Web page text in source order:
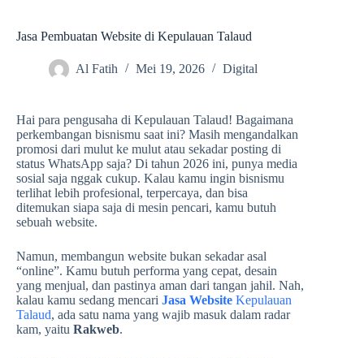
Jasa Pembuatan Website di Kepulauan Talaud
Al Fatih Mei 19, 2026 Digital
Hai para pengusaha di Kepulauan Talaud! Bagaimana
perkembangan bisnismu saat ini? Masih mengandalkan
promosi dari mulut ke mulut atau sekadar posting di
status WhatsApp saja? Di tahun 2026 ini, punya media
sosial saja nggak cukup. Kalau kamu ingin bisnismu
terlihat lebih profesional, terpercaya, dan bisa
ditemukan siapa saja di mesin pencari, kamu butuh
sebuah website.
Namun, membangun website bukan sekadar asal
“online”. Kamu butuh performa yang cepat, desain
yang menjual, dan pastinya aman dari tangan jahil. Nah,
kalau kamu sedang mencari Jasa Website Kepulauan
Talaud, ada satu nama yang wajib masuk dalam radar
kam, yaitu Rakweb.